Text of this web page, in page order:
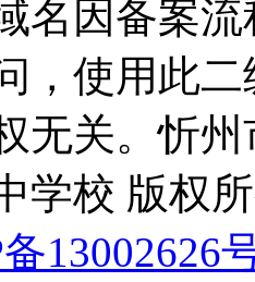
名因备案
，使用此
无关。忻州
学校 版权
13002626